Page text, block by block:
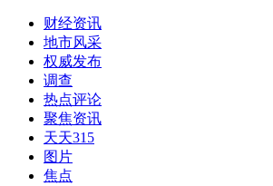
财经资讯
地市风采
权威发布
调查
热点评论
聚焦资讯
天天315
图片
焦点